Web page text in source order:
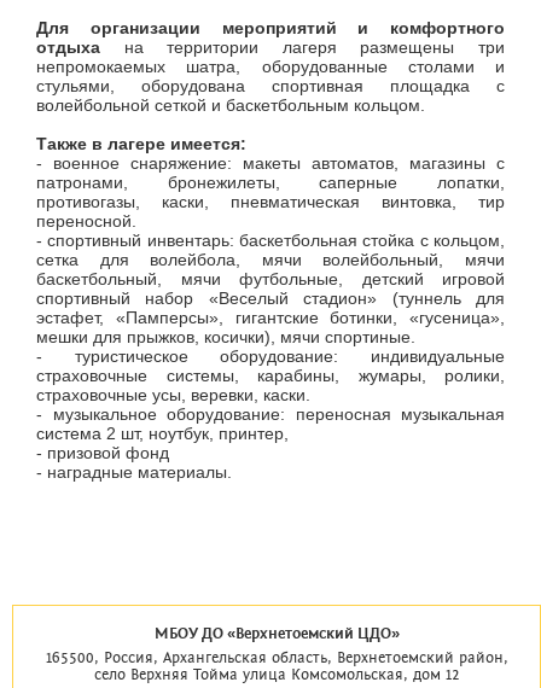
Для организации мероприятий и комфортного
отдыха на территории лагеря размещены три
непромокаемых шатра, оборудованные столами и
стульями, оборудована спортивная площадка с
волейбольной сеткой и баскетбольным кольцом.
Также в лагере имеется:
- военное снаряжение: макеты автоматов, магазины с
патронами, бронежилеты, саперные лопатки,
противогазы, каски, пневматическая винтовка, тир
переносной.
- спортивный инвентарь: баскетбольная стойка с кольцом,
сетка для волейбола, мячи волейбольный, мячи
баскетбольный, мячи футбольные, детский игровой
спортивный набор «Веселый стадион» (туннель для
эстафет, «Памперсы», гигантские ботинки, «гусеница»,
мешки для прыжков, косички), мячи спортиные.
- туристическое оборудование: индивидуальные
страховочные системы, карабины, жумары, ролики,
страховочные усы, веревки, каски.
- музыкальное оборудование: переносная музыкальная
система 2 шт, ноутбук, принтер,
- призовой фонд
- наградные материалы.
МБОУ ДО «Верхнетоемский ЦДО»
165500, Россия, Архангельская область, Верхнетоемский район,
село Верхняя Тойма улица Комсомольская, дом 12